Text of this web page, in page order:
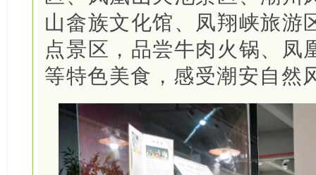
山畲族文化馆、凤翔峡旅游
点景区，品尝牛肉火锅、凤
等特色美食，感受潮安自然